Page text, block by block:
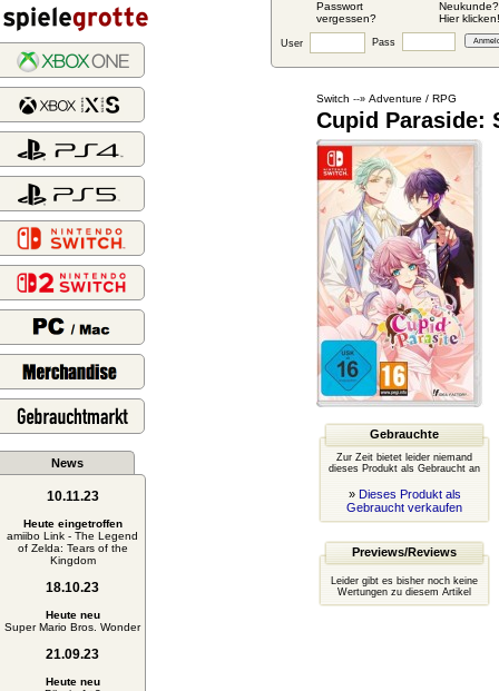
Passwort
vergessen?
Neukunde?
Hier klicken!
User Pass
News
10.11.23
Heute eingetroffen
amiibo Link - The Legend
of Zelda: Tears of the
Kingdom
18.10.23
Heute neu
Super Mario Bros. Wonder
21.09.23
Heute neu
Switch --» Adventure / RPG
Cupid Paraside:
Gebrauchte
Zur Zeit bietet leider niemand
dieses Produkt als Gebraucht an
» Dieses Produkt als
Gebraucht verkaufen
Previews/Reviews
Leider gibt es bisher noch keine
Wertungen zu diesem Artikel